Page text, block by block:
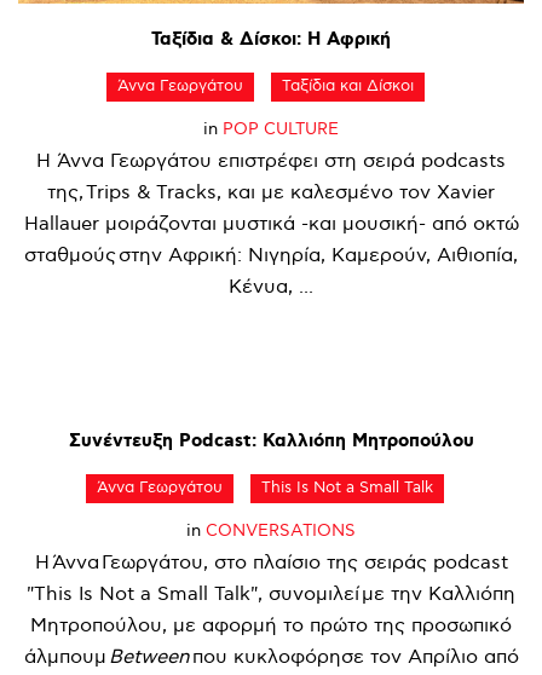
Ταξίδια & Δίσκοι: Η Αφρική
Άννα Γεωργάτου Ταξίδια και Δίσκοι
in POP CULTURE
Η Άννα Γεωργάτου επιστρέφει στη σειρά podcasts
της, Trips & Tracks, και με καλεσμένο τον Xavier
Hallauer μοιράζονται μυστικά -και μουσική- από οκτώ
σταθμούς στην Αφρική: Νιγηρία, Καμερούν, Αιθιοπία,
Κένυα, ...
Συνέντευξη Podcast: Καλλιόπη Μητροπούλου
Άννα Γεωργάτου This Is Not a Small Talk
in CONVERSATIONS
Η Άννα Γεωργάτου, στο πλαίσιο της σειράς podcast
"This Is Not a Small Talk", συνομιλεί με την Καλλιόπη
Μητροπούλου, με αφορμή το πρώτο της προσωπικό
άλμπουμ Betweenπου κυκλοφόρησε τον Απρίλιο από